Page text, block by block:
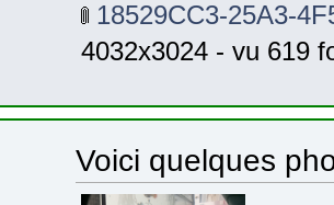
18529CC3-25A3-
4032x3024 - vu 619
Voici quelques